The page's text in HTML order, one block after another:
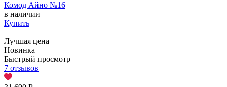
Комод Айно №16
в наличии
Купить
Лучшая цена
Новинка
Быстрый просмотр
7 отзывов